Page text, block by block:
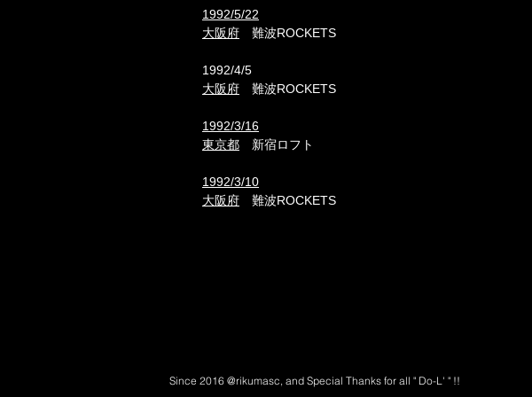
1992/5/22
大阪府 難波ROCKETS
1992/4/5
大阪府 難波ROCKETS
1992/3/16
東京都 新宿ロフト
1992/3/10
大阪府 難波ROCKETS
Since 2016 @rikumasc, and Special Thanks for all " Do-L' " !!